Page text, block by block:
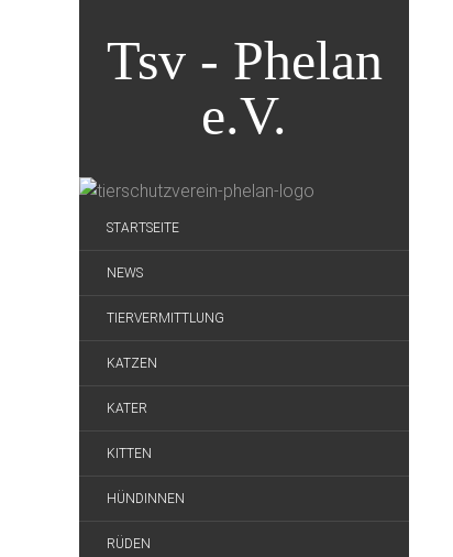
Tsv - Phelan
e.V.
STARTSEITE
NEWS
TIERVERMITTLUNG
KATZEN
KATER
KITTEN
HÜNDINNEN
RÜDEN